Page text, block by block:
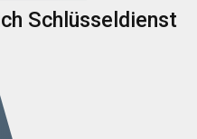
Schlüsseldienst